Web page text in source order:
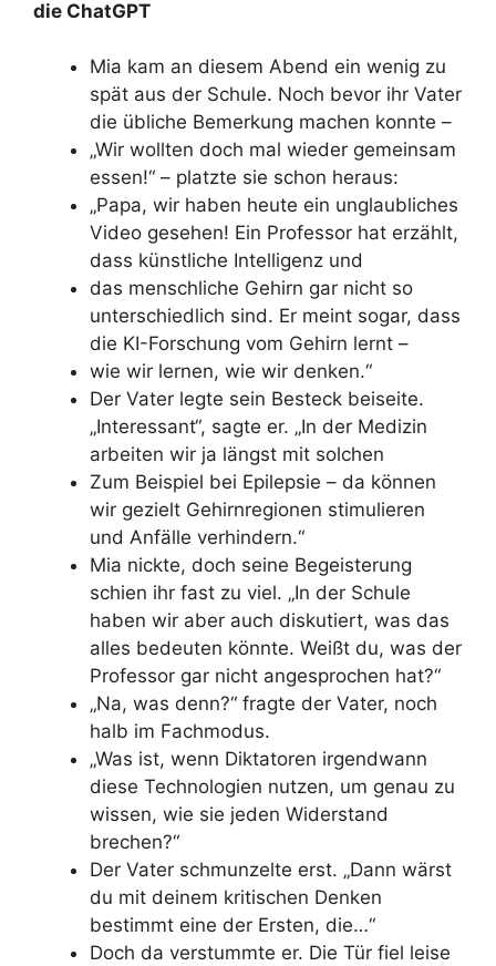
die ChatGPT
Mia kam an diesem Abend ein wenig zu
spät aus der Schule. Noch bevor ihr Vater
die übliche Bemerkung machen konnte –
„Wir wollten doch mal wieder gemeinsam
essen!“ – platzte sie schon heraus:
„Papa, wir haben heute ein unglaubliches
Video gesehen! Ein Professor hat erzählt,
dass künstliche Intelligenz und
das menschliche Gehirn gar nicht so
unterschiedlich sind. Er meint sogar, dass
die KI-Forschung vom Gehirn lernt –
wie wir lernen, wie wir denken.“
Der Vater legte sein Besteck beiseite.
„Interessant“, sagte er. „In der Medizin
arbeiten wir ja längst mit solchen
Zum Beispiel bei Epilepsie – da können
wir gezielt Gehirnregionen stimulieren
und Anfälle verhindern.“
Mia nickte, doch seine Begeisterung
schien ihr fast zu viel. „In der Schule
haben wir aber auch diskutiert, was das
alles bedeuten könnte. Weißt du, was der
Professor gar nicht angesprochen hat?“
„Na, was denn?“ fragte der Vater, noch
halb im Fachmodus.
„Was ist, wenn Diktatoren irgendwann
diese Technologien nutzen, um genau zu
wissen, wie sie jeden Widerstand
brechen?“
Der Vater schmunzelte erst. „Dann wärst
du mit deinem kritischen Denken
bestimmt eine der Ersten, die…“
Doch da verstummte er. Die Tür fiel leise